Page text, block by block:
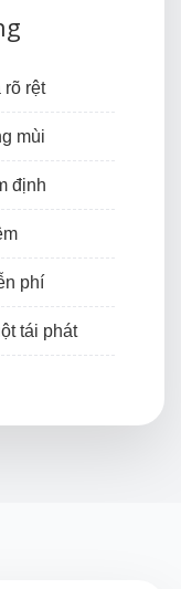
rõ rệt
mùi
định
phí
tái phát